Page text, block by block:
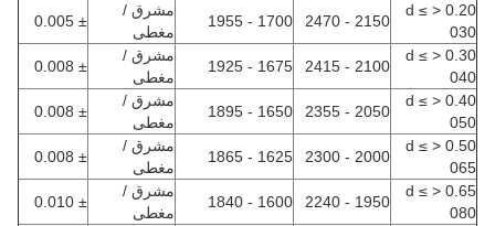
0.20 < d ≤
030
2150 - 2470
1700 - 1955
مشرق /
مغطى
± 0.005
0.30 < d ≤
040
2100 - 2415
1675 - 1925
مشرق /
مغطى
± 0.008
0.40 < d ≤
050
2050 - 2355
1650 - 1895
مشرق /
مغطى
± 0.008
0.50 < d ≤
065
2000 - 2300
1625 - 1865
مشرق /
مغطى
± 0.008
0.65 < d ≤
080
1950 - 2240
1600 - 1840
مشرق /
مغطى
± 0.010